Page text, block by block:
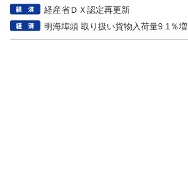
経産省ＤＸ認定再更新
明海埠頭 取り扱い貨物入荷量9.1％増